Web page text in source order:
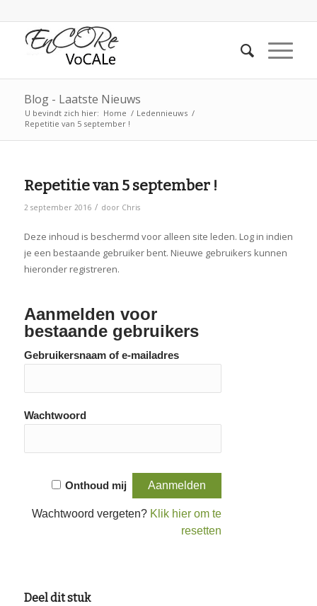
Blog - Laatste Nieuws
U bevindt zich hier: Home / Ledennieuws /
Repetitie van 5 september !
Repetitie van 5 september !
2 september 2016 / door Chris
Deze inhoud is beschermd voor alleen site leden. Log in indien
je een bestaande gebruiker bent. Nieuwe gebruikers kunnen
hieronder registreren.
Aanmelden voor
bestaande gebruikers
Gebruikersnaam of e-mailadres
Wachtwoord
Onthoud mij
Wachtwoord vergeten? Klik hier om te
resetten
Deel dit stuk